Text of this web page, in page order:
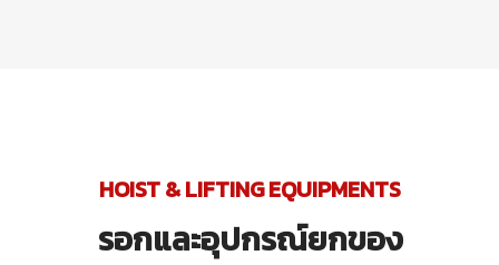
HOIST & LIFTING EQUIPMENTS
รอกและอุปกรณ์ยกของ